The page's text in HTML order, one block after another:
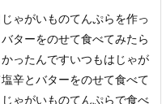
ゃがいものてんぷらを作っ
ターをのせて食べてみたら
ったんですいつもはじゃが
辛とバターをのせて食べて
ゃがいものてんぷらで食べ